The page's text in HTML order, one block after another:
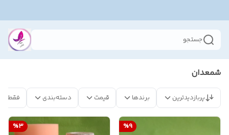
جستجو
شمعدان
پربازدیدترین برندها قیمت دسته‌بندی فقط
%9
%3